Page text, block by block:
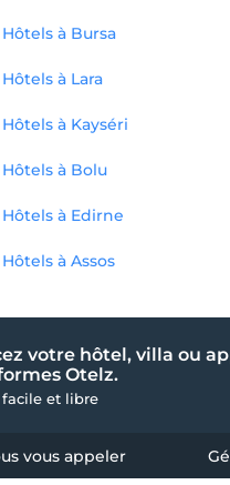
Hôtels à Bursa
Hôtels à Lara
Hôtels à Kayséri
Hôtels à Bolu
Hôtels à Edirne
Hôtels à Assos
votre hôtel, villa ou
Otelz.
et libre
vous appeler